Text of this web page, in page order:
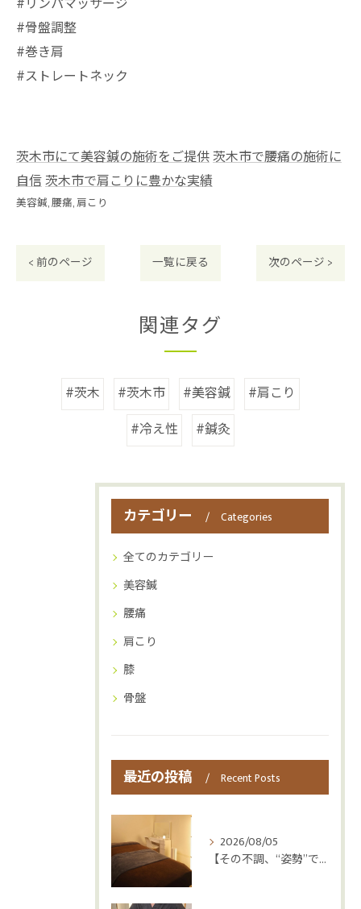
#リンパマッサージ
#骨盤調整
#巻き肩
#ストレートネック
茨木市にて美容鍼の施術をご提供茨木市で腰痛の施術に
自信茨木市で肩こりに豊かな実績
美容鍼 腰痛 肩こり
< 前のページ 一覧に戻る 次のページ >
関連タグ
#茨木 #茨木市 #美容鍼
#肩こり
#冷え性
#鍼灸
カテゴリー Categories
全てのカテゴリー
美容鍼
腰痛
肩こり
膝
骨盤
最近の投稿 Recent Posts
2026/08/05
【その不調、“姿勢”ではなく“呼吸”かもしれません😮‍💨】